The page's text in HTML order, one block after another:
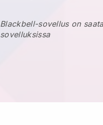
Blackbell-sovellus on
sovelluksissa